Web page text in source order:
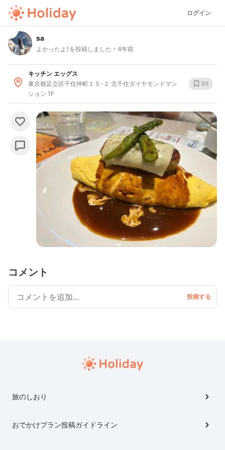
ログイン
sa
よかったよ！を投稿しました 4年前
キッチン エッグス
東京都足立区千住仲町１５-２ 北千住ダイヤモンドマン
ション 1F
35
コメント
旅のしおり
おでかけプラン投稿ガイドライン